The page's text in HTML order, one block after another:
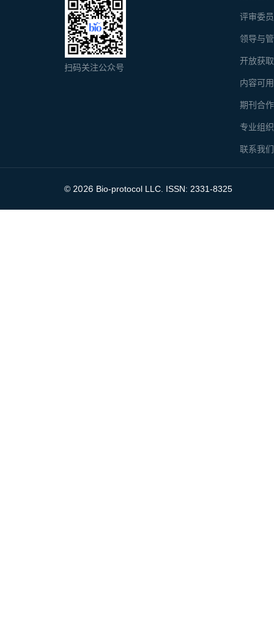
评审委
领导与
开放获
内容可
期刊合
专业组
联系我们
扫码关注公众号
© 2026 Bio-protocol LLC. ISSN: 2331-8325